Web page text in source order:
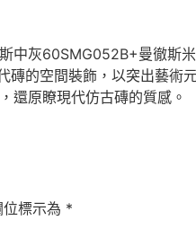
中灰60SMG052B+曼徹斯
的空間裝飾，以突出藝
還原瞭現代仿古磚的質感。
標示為 *